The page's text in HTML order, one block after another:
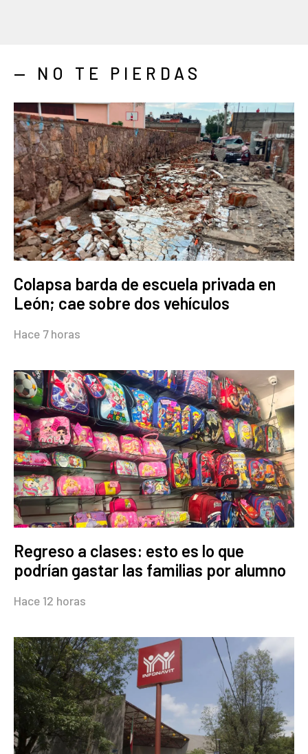
— NO TE PIERDAS
Colapsa barda de escuela privada en
León; cae sobre dos vehículos
Hace 7 horas
Regreso a clases: esto es lo que
podrían gastar las familias por alumno
Hace 12 horas